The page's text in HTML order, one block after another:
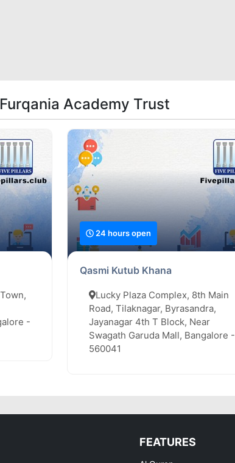
Academy Trust
-
24 hours open
Qasmi Kutub Khana
Lucky Plaza Complex, 8th Main
Road, Tilaknagar, Byrasandra,
Jayanagar 4th T Block, Near
Swagath Garuda Mall, Bangalore -
560041
FEATURES